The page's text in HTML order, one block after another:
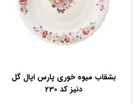
بشقاب میوه خوری پارس اپال گل
دنیز کد 230